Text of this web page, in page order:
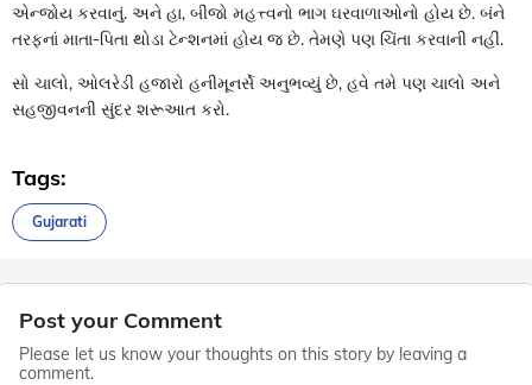
એન્જોય કરવાનું. અને હા, બીજો મહત્ત્વનો ભાગ ઘરવાળાઓનો હોય છે. બંને
તરફનાં માતા-પિતા થોડા ટેન્શનમાં હોય જ છે. તેમણે પણ ચિંતા કરવાની નહીં.
સો ચાલો, ઓલરેડી હજારો હનીમૂનર્સે અનુભવ્યું છે, હવે તમે પણ ચાલો અને
સહજીવનની સુંદર શરૂઆત કરો.
Tags:
Gujarati
Post your Comment
Please let us know your thoughts on this story by leaving a
comment.